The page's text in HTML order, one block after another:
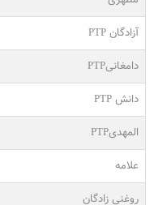
آزادگان PTP
دامغانیPTP
دانش PTP
المهدیPTP
علامه
روغنی زادگان